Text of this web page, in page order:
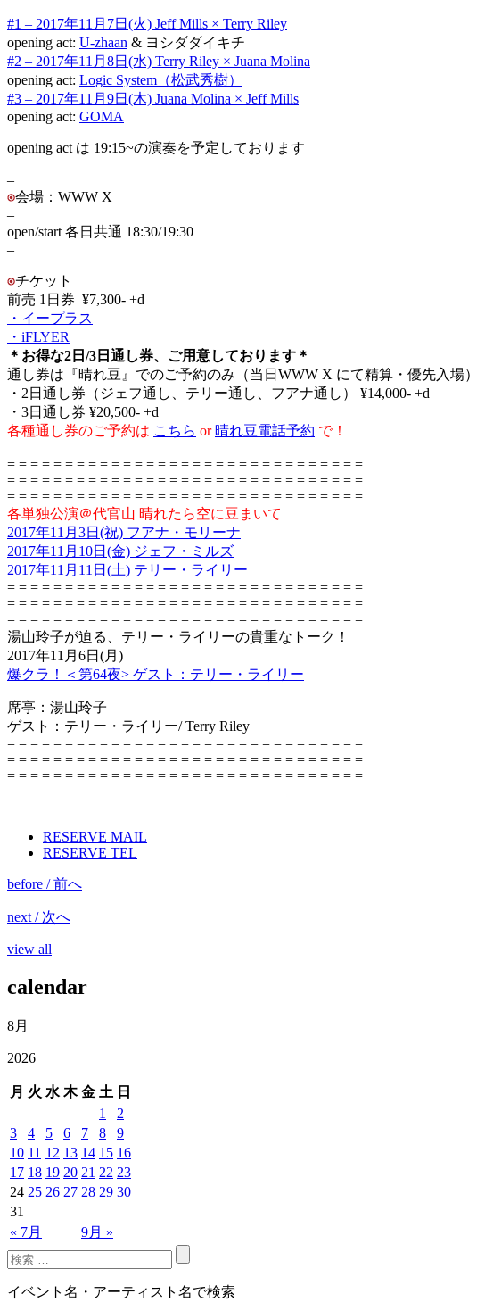
#1 – 2017年11月7日(火) Jeff Mills × Terry Riley
opening act: U-zhaan & ヨシダダイキチ
#2 – 2017年11月8日(水) Terry Riley × Juana Molina
opening act: Logic System（松武秀樹）
#3 – 2017年11月9日(木) Juana Molina × Jeff Mills
opening act: GOMA
opening act は 19:15~の演奏を予定しております
–
会場：WWW X
–
open/start 各日共通 18:30/19:30
–
チケット
前売 1日券 ¥7,300- +d
・イープラス
・iFLYER
＊お得な2日/3日通し券、ご用意しております＊
通し券は『晴れ豆』でのご予約のみ（当日WWW X にて精算・優先入場）
・2日通し券（ジェフ通し、テリー通し、フアナ通し） ¥14,000- +d
・3日通し券 ¥20,500- +d
各種通し券のご予約は こちら or 晴れ豆電話予約 で！
= = = = = = = = = = = = = = = = = = = = = = = = = = = = = = =
= = = = = = = = = = = = = = = = = = = = = = = = = = = = = = =
= = = = = = = = = = = = = = = = = = = = = = = = = = = = = = =
各単独公演＠代官山 晴れたら空に豆まいて
2017年11月3日(祝) フアナ・モリーナ
2017年11月10日(金) ジェフ・ミルズ
2017年11月11日(土) テリー・ライリー
= = = = = = = = = = = = = = = = = = = = = = = = = = = = = = =
= = = = = = = = = = = = = = = = = = = = = = = = = = = = = = =
= = = = = = = = = = = = = = = = = = = = = = = = = = = = = = =
湯山玲子が迫る、テリー・ライリーの貴重なトーク！
2017年11月6日(月)
爆クラ！＜第64夜> ゲスト：テリー・ライリー
席亭：湯山玲子
ゲスト：テリー・ライリー/ Terry Riley
= = = = = = = = = = = = = = = = = = = = = = = = = = = = = = =
= = = = = = = = = = = = = = = = = = = = = = = = = = = = = = =
= = = = = = = = = = = = = = = = = = = = = = = = = = = = = = =
RESERVE MAIL
RESERVE TEL
before / 前へ
next / 次へ
view all
calendar
8月
2026
月 火 水 木 金 土 日
« 7月 9月 »
1
2
3
4 5 6 7 8
9
10 11 12 13 14 15 16
17 18 19 20 21 22 23
24 25 26 27 28 29 30
31
イベント名・アーティスト名で検索